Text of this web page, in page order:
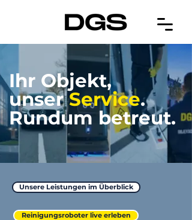
Ihr Objekt,
unser Service.
Rundum betreut.
Unsere Leistungen im Überblick
Reinigungsroboter live erleben